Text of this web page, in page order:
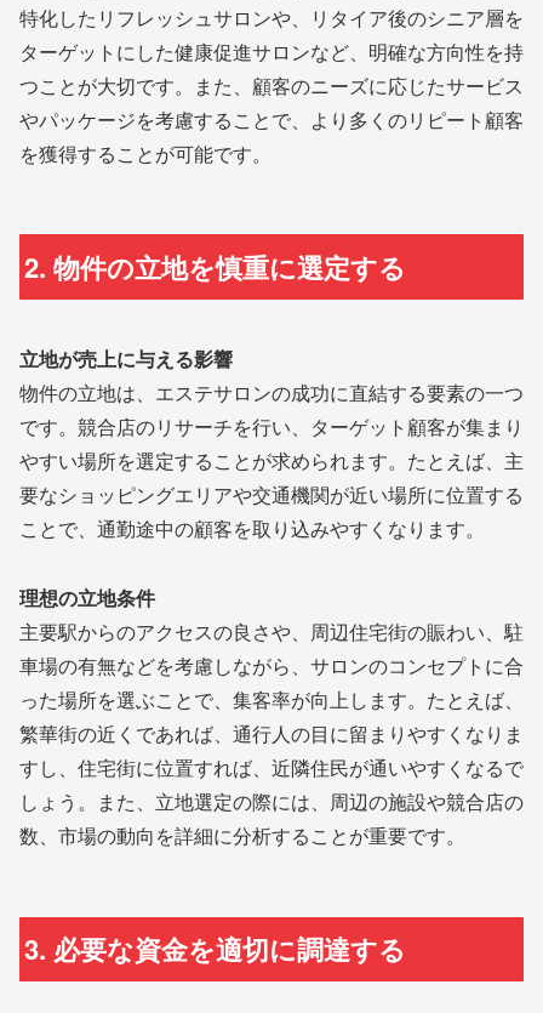
特化したリフレッシュサロンや、リタイア後のシニア層を
ターゲットにした健康促進サロンなど、明確な方向性を持
つことが大切です。また、顧客のニーズに応じたサービス
やパッケージを考慮することで、より多くのリピート顧客
を獲得することが可能です。
2. 物件の立地を慎重に選定する
立地が売上に与える影響
物件の立地は、エステサロンの成功に直結する要素の一つ
です。競合店のリサーチを行い、ターゲット顧客が集まり
やすい場所を選定することが求められます。たとえば、主
要なショッピングエリアや交通機関が近い場所に位置する
ことで、通勤途中の顧客を取り込みやすくなります。
理想の立地条件
主要駅からのアクセスの良さや、周辺住宅街の賑わい、駐
車場の有無などを考慮しながら、サロンのコンセプトに合
った場所を選ぶことで、集客率が向上します。たとえば、
繁華街の近くであれば、通行人の目に留まりやすくなりま
すし、住宅街に位置すれば、近隣住民が通いやすくなるで
しょう。また、立地選定の際には、周辺の施設や競合店の
数、市場の動向を詳細に分析することが重要です。
3. 必要な資金を適切に調達する